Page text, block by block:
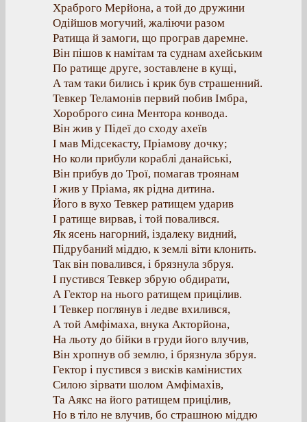
Храброго Мерйона, а той до дружини
Одійшов могучий, жаліючи разом
Ратища й замоги, що програв даремне.
Він пішов к намітам та суднам ахейським
По ратище друге, зоставлене в кущі,
А там таки бились і крик був страшенний.
Тевкер Теламонів первий побив Імбра,
Хороброго сина Ментора конвода.
Він жив у Підеї до сходу ахеїв
І мав Мідсекасту, Пріамову дочку;
Но коли прибули кораблі данайські,
Він прибув до Трої, помагав троянам
І жив у Пріама, як рідна дитина.
Його в вухо Тевкер ратищем ударив
І ратище вирвав, і той повалився.
Як ясень нагорний, іздалеку видний,
Підрубаний міддю, к землі віти клонить.
Так він повалився, і брязнула збруя.
І пустився Тевкер збрую обдирати,
А Гектор на нього ратищем прицілив.
І Тевкер поглянув і ледве вхилився,
А той Амфімаха, внука Акторйона,
На льоту до бійки в груди його влучив,
Він хропнув об землю, і брязнула збруя.
Гектор і пустився з висків камінистих
Силою зірвати шолом Амфімахів,
Та Аякс на його ратищем прицілив,
Но в тіло не влучив, бо страшною міддю